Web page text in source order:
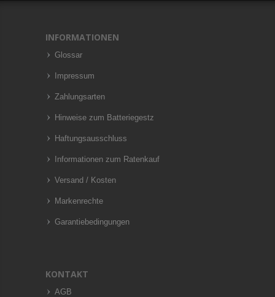
INFORMATIONEN
Glossar
Impressum
Zahlungsarten
Hinweise zum Batteriegestz
Haftungsausschluss
Informationen zum Ratenkauf
Versand / Kosten
Markenrechte
Garantiebedingungen
KONTAKT
AGB